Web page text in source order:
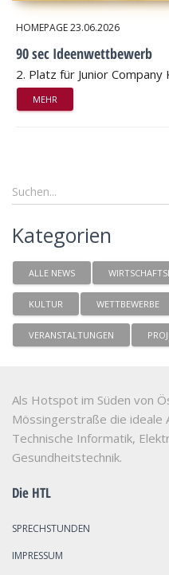
HOMEPAGE23.06.2026
90 sec Ideenwettbewerb
2. Platz für Junior Company
MEHR
Kategorien
ALLE NEWS
KULTUR WETTBEWERBE
VERANSTALTUNGEN
Als Hotspot im Süden von
Mössingerstraße die ideale
Technische Informatik,
Gesundheitstechnik.
Die HTL
SPRECHSTUNDEN
IMPRESSUM